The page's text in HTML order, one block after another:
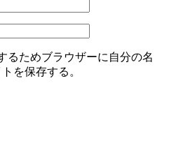
るためブラウザーに自分の名
を保存する。